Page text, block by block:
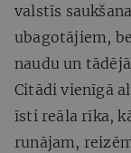
valstīs
ubagotājiem,
naudu un
Citādi vienīgā
īsti reāla rīka,
runājam,